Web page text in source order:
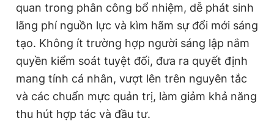
quan trong phân công bổ nhiệm, dễ phát sinh
lãng phí nguồn lực và kìm hãm sự đổi mới sáng
tạo. Không ít trường hợp người sáng lập nắm
quyền kiểm soát tuyệt đối, đưa ra quyết định
mang tính cá nhân, vượt lên trên nguyên tắc
và các chuẩn mực quản trị, làm giảm khả năng
thu hút hợp tác và đầu tư.